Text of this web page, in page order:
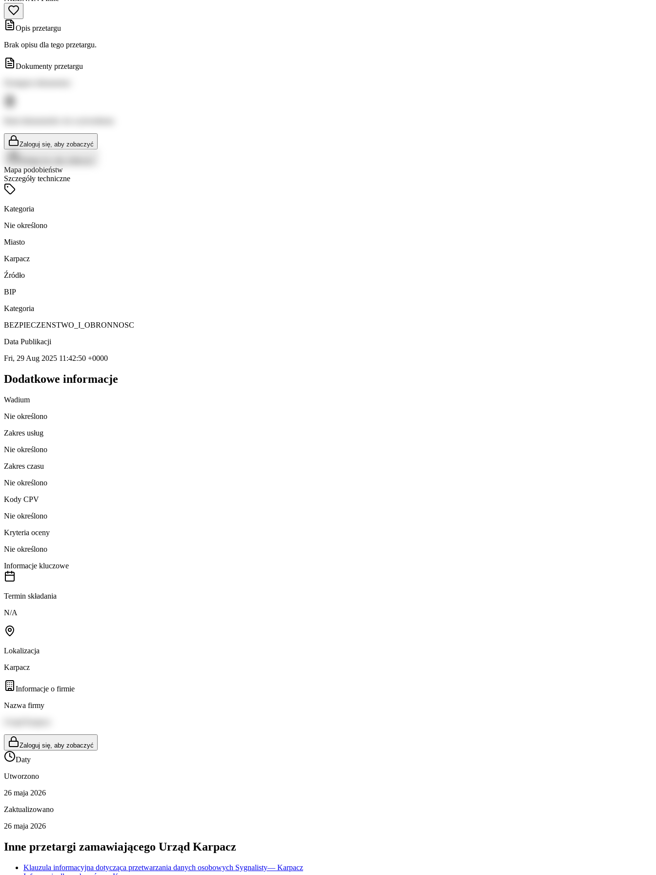
Opis przetargu
Brak opisu dla tego przetargu.
Dokumenty przetargu
Zaloguj się, aby zobaczyć
Mapa podobieństw
Szczegóły techniczne
Kategoria
Nie określono
Miasto
Karpacz
Źródło
BIP
Kategoria
BEZPIECZENSTWO_I_OBRONNOSC
Data Publikacji
Fri, 29 Aug 2025 11:42:50 +0000
Dodatkowe informacje
Wadium
Nie określono
Zakres usług
Nie określono
Zakres czasu
Nie określono
Kody CPV
Nie określono
Kryteria oceny
Nie określono
Informacje kluczowe
Termin składania
N/A
Lokalizacja
Karpacz
Informacje o firmie
Nazwa firmy
Zaloguj się, aby zobaczyć
Daty
Utworzono
26 maja 2026
Zaktualizowano
26 maja 2026
Inne przetargi zamawiającego Urząd Karpacz
Klauzula informacyjna dotycząca przetwarzania danych osobowych Sygnalisty— Karpacz